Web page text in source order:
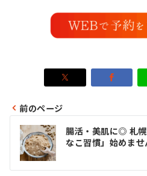
投
稿
ナ
前のページ
腸活・美肌に◎ 札
なこ習慣」始めませ